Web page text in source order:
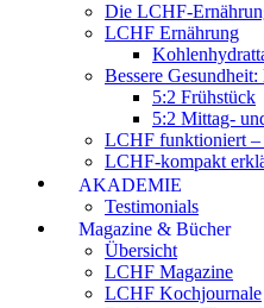
Die LCHF-
LCHF Ernährung
Bessere
5:2 Frühstück
5:2 Mittag-
LCHF funktioniert –
LCHF-kompakt
AKADEMIE
Testimonials
Magazine & Bücher
Übersicht
LCHF Magazine
LCHF Kochjournale